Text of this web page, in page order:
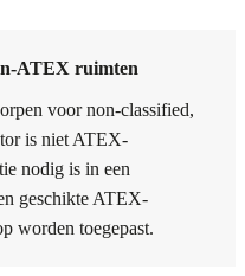
ATEX ruimten
voor non-classified,
is niet ATEX-
nodig is in een
geschikte ATEX-
worden toegepast.